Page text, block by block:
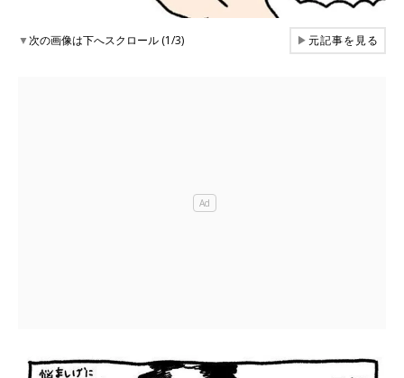
▼次の画像は下へスクロール (1/3) ▶元記事を見る